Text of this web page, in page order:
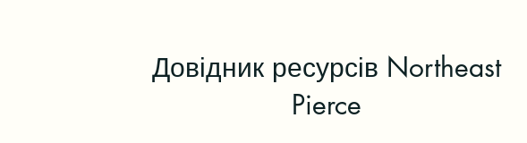
Довідник ресурсів Northeast
Pierce